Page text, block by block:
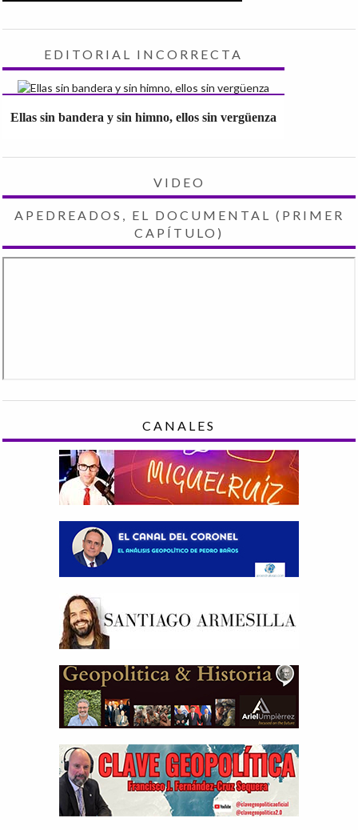
EDITORIAL INCORRECTA
Ellas sin bandera y sin himno, ellos sin vergüenza
VIDEO
APEDREADOS, EL DOCUMENTAL (PRIMER
CAPÍTULO)
CANALES